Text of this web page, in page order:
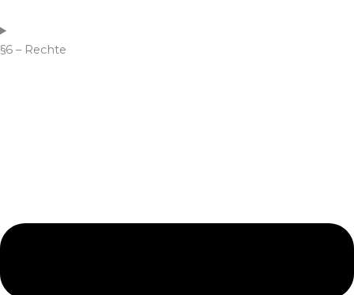
§6 – Rechte